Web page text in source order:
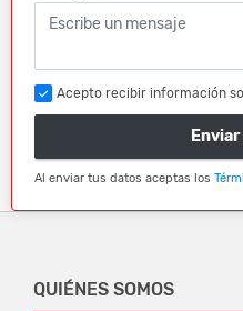
Acepto recibir información
Al enviar tus datos aceptas los
QUIÉNES SOMOS